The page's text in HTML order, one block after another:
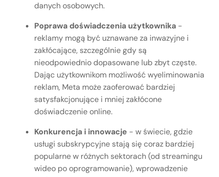
danych osobowych.
Poprawa doświadczenia użytkownika -
reklamy mogą być uznawane za inwazyjne i
zakłócające, szczególnie gdy są
nieodpowiednio dopasowane lub zbyt częste.
Dając użytkownikom możliwość wyeliminowania
reklam, Meta może zaoferować bardziej
satysfakcjonujące i mniej zakłócone
doświadczenie online.
Konkurencja i innowacje - w świecie, gdzie
usługi subskrypcyjne stają się coraz bardziej
popularne w różnych sektorach (od streamingu
wideo po oprogramowanie), wprowadzenie